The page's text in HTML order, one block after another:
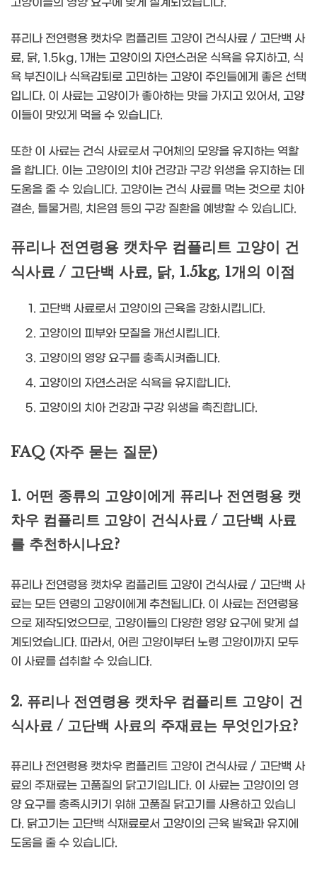
퓨리나 전연령용 캣차우 컴플리트 고양이 건식사료 / 고단백 사
료, 닭, 1.5kg, 1개는 고양이의 자연스러운 식욕을 유지하고, 식
욕 부진이나 식욕감퇴로 고민하는 고양이 주인들에게 좋은 선택
입니다. 이 사료는 고양이가 좋아하는 맛을 가지고 있어서, 고양
이들이 맛있게 먹을 수 있습니다.
또한 이 사료는 건식 사료로서 구어체의 모양을 유지하는 역할
을 합니다. 이는 고양이의 치아 건강과 구강 위생을 유지하는 데
도움을 줄 수 있습니다. 고양이는 건식 사료를 먹는 것으로 치아
결손, 틀물거림, 치은염 등의 구강 질환을 예방할 수 있습니다.
퓨리나 전연령용 캣차우 컴플리트 고양이 건
식사료 / 고단백 사료, 닭, 1.5kg, 1개의 이점
고단백 사료로서 고양이의 근육을 강화시킵니다.
고양이의 피부와 모질을 개선시킵니다.
고양이의 영양 요구를 충족시켜줍니다.
고양이의 자연스러운 식욕을 유지합니다.
고양이의 치아 건강과 구강 위생을 촉진합니다.
FAQ (자주 묻는 질문)
1. 어떤 종류의 고양이에게 퓨리나 전연령용 캣
차우 컴플리트 고양이 건식사료 / 고단백 사료
를 추천하시나요?
퓨리나 전연령용 캣차우 컴플리트 고양이 건식사료 / 고단백 사
료는 모든 연령의 고양이에게 추천됩니다. 이 사료는 전연령용
으로 제작되었으므로, 고양이들의 다양한 영양 요구에 맞게 설
계되었습니다. 따라서, 어린 고양이부터 노령 고양이까지 모두
이 사료를 섭취할 수 있습니다.
2. 퓨리나 전연령용 캣차우 컴플리트 고양이 건
식사료 / 고단백 사료의 주재료는 무엇인가요?
퓨리나 전연령용 캣차우 컴플리트 고양이 건식사료 / 고단백 사
료의 주재료는 고품질의 닭고기입니다. 이 사료는 고양이의 영
양 요구를 충족시키기 위해 고품질 닭고기를 사용하고 있습니
다. 닭고기는 고단백 식재료로서 고양이의 근육 발육과 유지에
도움을 줄 수 있습니다.